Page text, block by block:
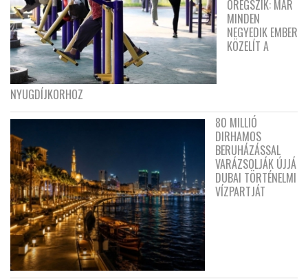
ÖREGSZIK: MÁR
MINDEN
NEGYEDIK EMBER
KÖZELÍT A
NYUGDÍJKORHOZ
80 MILLIÓ
DIRHAMOS
BERUHÁZÁSSAL
VARÁZSOLJÁK ÚJJÁ
DUBAI TÖRTÉNELMI
VÍZPARTJÁT